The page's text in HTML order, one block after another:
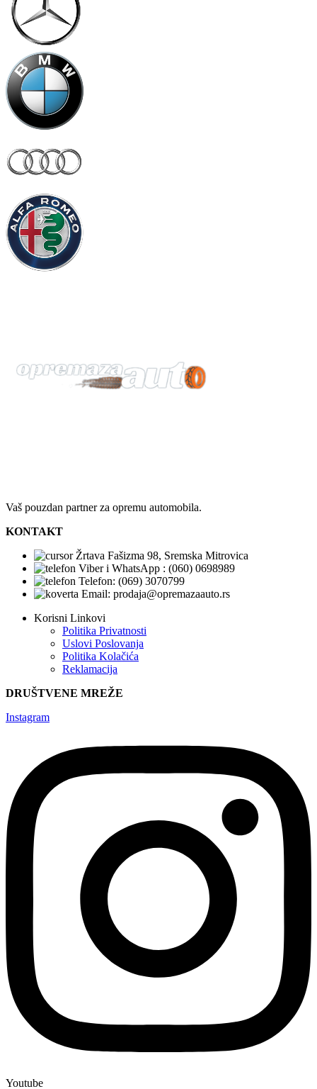
Vaš pouzdan partner za opremu automobila.
KONTAKT
Žrtava Fašizma 98, Sremska Mitrovica
Viber i WhatsApp : (060) 0698989
Telefon: (069) 3070799
Email: prodaja@opremazaauto.rs
Korisni Linkovi
Politika Privatnosti
Uslovi Poslovanja
Politika Kolačića
Reklamacija
DRUŠTVENE MREŽE
Instagram
Youtube